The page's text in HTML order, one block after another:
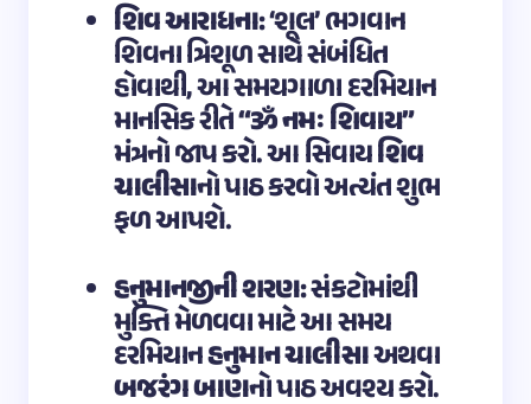
શિવ આરાધના:‘શૂલ’ ભગવાન
શિવના ત્રિશૂળ સાથે સંબંધિત
હોવાથી, આ સમયગાળા દરમિયાન
માનસિક રીતે“ૐ નમઃ શિવાય”
મંત્રનો જાપ કરો. આ સિવાયશિવ
ચાલીસાનો પાઠ કરવો અત્યંત શુભ
ફળ આપશે.
હનુમાનજીની શરણ:સંકટોમાંથી
મુક્તિ મેળવવા માટે આ સમય
દરમિયાનહનુમાન ચાલીસાઅથવા
બજરંગ બાણનો પાઠ અવશ્ય કરો.